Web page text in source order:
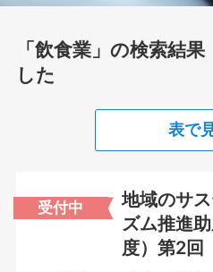
「飲食業」の検索結
した
表で
地域のサ
ズム推進
度）第2回
受付中